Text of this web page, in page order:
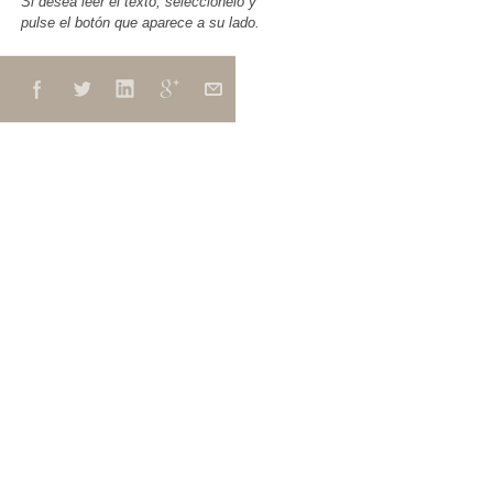
pulse el botón que aparece a su lado.